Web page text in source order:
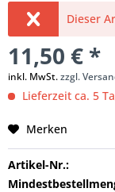
Dieser
11,50 € *
inkl. MwSt.zzgl.
Lieferzeit ca. 5
Merken
Artikel-Nr.: